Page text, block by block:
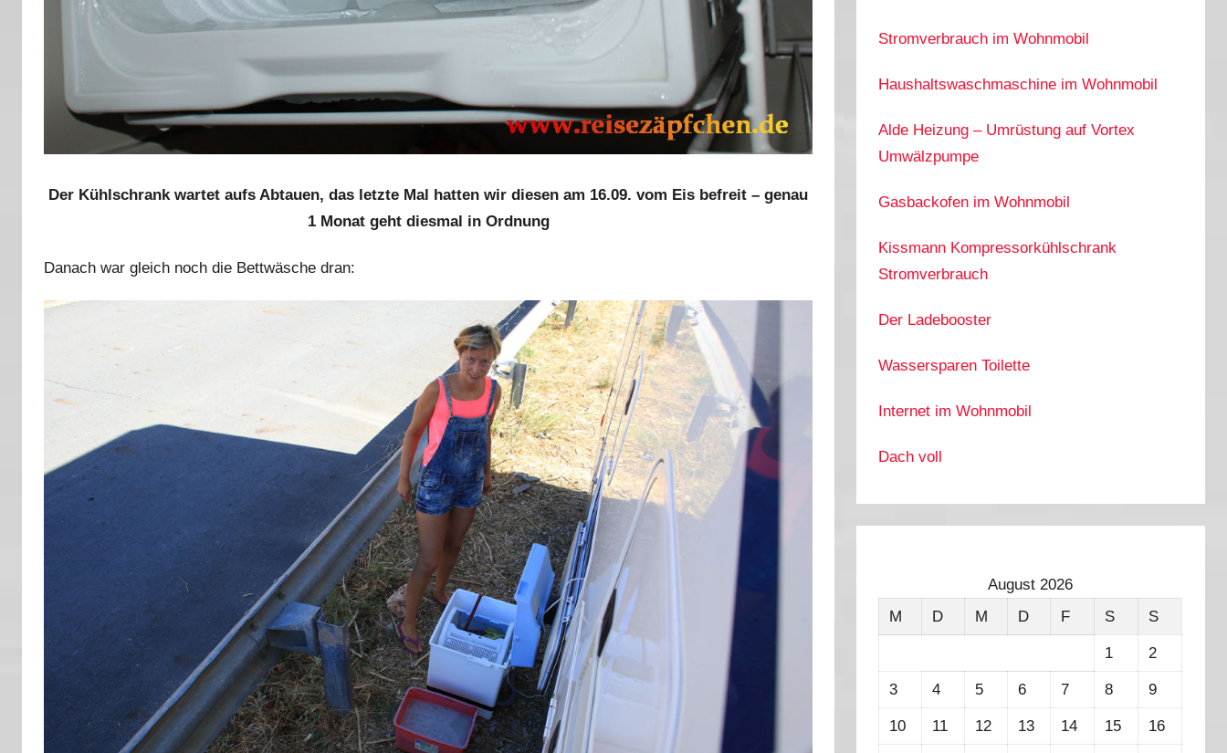
Der Kühlschrank wartet aufs Abtauen, das letzte Mal hatten wir diesen am 16.09. vom Eis befreit – genau
1 Monat geht diesmal in Ordnung
Danach war gleich noch die Bettwäsche dran:
Stromverbrauch im Wohnmobil
Haushaltswaschmaschine im Wohnmobil
Alde Heizung – Umrüstung auf Vortex
Umwälzpumpe
Gasbackofen im Wohnmobil
Kissmann Kompressorkühlschrank
Stromverbrauch
Der Ladebooster
Wassersparen Toilette
Internet im Wohnmobil
Dach voll
August 2026
M
D M D F S S
1 2
3 4 5 6 7 8 9
10 11 12 13 14 15 16